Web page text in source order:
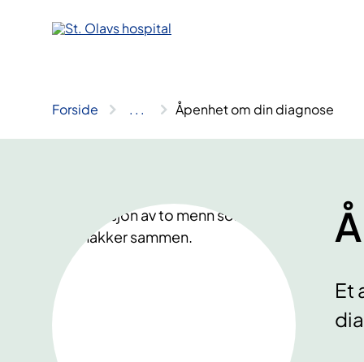
Forside .. . Åpenhet om din diagnose
Et